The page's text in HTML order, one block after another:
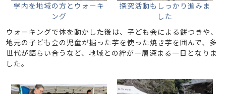
学内を地域の方とウォーキ
ング
探究活動もしっかり進みま
した
ウォーキングで体を動かした後は、子ども会による餅つきや、
地元の子ども会の児童が掘った芋を使った焼き芋を囲んで、多
世代が語らい合うなど、地域との絆が一層深まる一日となりま
した。